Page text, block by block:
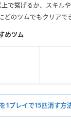
で繋げるか、スキル
どのツムでもクリアで
めツム
1プレイで15匹消す方